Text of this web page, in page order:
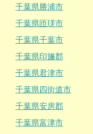
千葉県勝浦市
千葉県匝瑳市
千葉県千葉市
千葉県印旛郡
千葉県君津市
千葉県四街道市
千葉県安房郡
千葉県富津市